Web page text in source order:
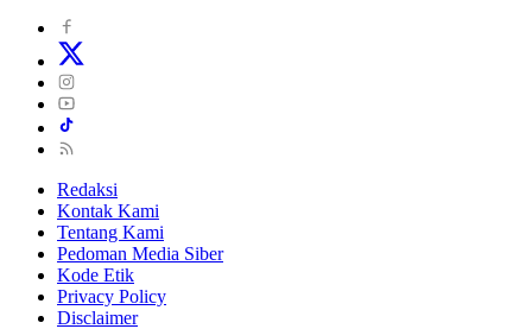
Redaksi
Kontak Kami
Tentang Kami
Pedoman Media Siber
Kode Etik
Privacy Policy
Disclaimer